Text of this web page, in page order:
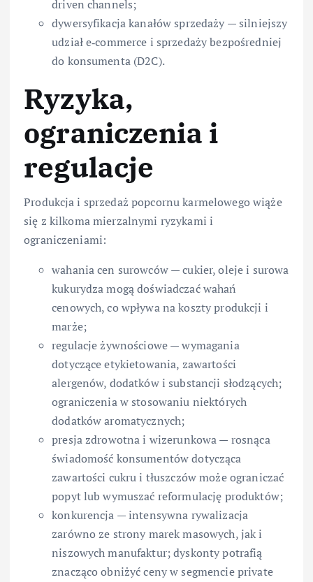
driven channels;
dywersyfikacja kanałów sprzedaży — silniejszy
udział e‑commerce i sprzedaży bezpośredniej
do konsumenta (D2C).
Ryzyka,
ograniczenia i
regulacje
Produkcja i sprzedaż popcornu karmelowego wiąże
się z kilkoma mierzalnymi ryzykami i
ograniczeniami:
wahania cen surowców — cukier, oleje i surowa
kukurydza mogą doświadczać wahań
cenowych, co wpływa na koszty produkcji i
marże;
regulacje żywnościowe — wymagania
dotyczące etykietowania, zawartości
alergenów, dodatków i substancji słodzących;
ograniczenia w stosowaniu niektórych
dodatków aromatycznych;
presja zdrowotna i wizerunkowa — rosnąca
świadomość konsumentów dotycząca
zawartości cukru i tłuszczów może ograniczać
popyt lub wymuszać reformulację produktów;
konkurencja — intensywna rywalizacja
zarówno ze strony marek masowych, jak i
niszowych manufaktur; dyskonty potrafią
znacząco obniżyć ceny w segmencie private